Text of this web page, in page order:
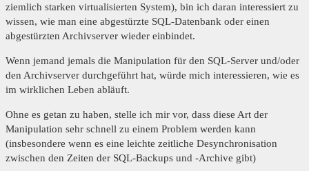
ziemlich starken virtualisierten System), bin ich daran interessiert zu
wissen, wie man eine abgestürzte SQL-Datenbank oder einen
abgestürzten Archivserver wieder einbindet.
Wenn jemand jemals die Manipulation für den SQL-Server und/oder
den Archivserver durchgeführt hat, würde mich interessieren, wie es
im wirklichen Leben abläuft.
Ohne es getan zu haben, stelle ich mir vor, dass diese Art der
Manipulation sehr schnell zu einem Problem werden kann
(insbesondere wenn es eine leichte zeitliche Desynchronisation
zwischen den Zeiten der SQL-Backups und -Archive gibt)